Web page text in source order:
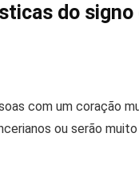
do signo
com um coração
ou serão